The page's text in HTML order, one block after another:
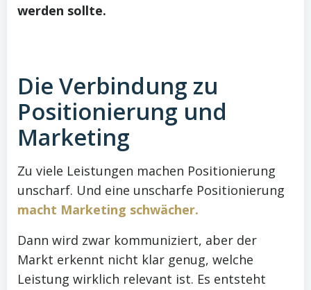
werden sollte.
Die Verbindung zu
Positionierung und
Marketing
Zu viele Leistungen machen Positionierung
unscharf. Und eine unscharfe Positionierung
macht Marketing schwächer.
Dann wird zwar kommuniziert, aber der
Markt erkennt nicht klar genug, welche
Leistung wirklich relevant ist. Es entsteht